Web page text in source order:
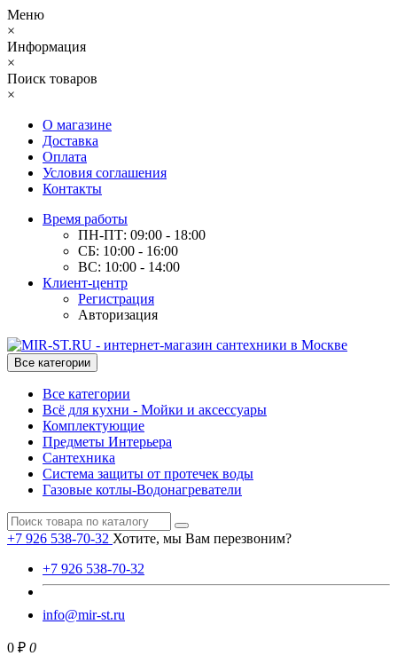
Меню
×
Информация
×
Поиск товаров
×
О магазине
Доставка
Оплата
Условия соглашения
Контакты
Время работы
ПН-ПТ: 09:00 - 18:00
СБ: 10:00 - 16:00
ВС: 10:00 - 14:00
Клиент-центр
Регистрация
Авторизация
Все категории
Все категории
Всё для кухни - Мойки и аксессуары
Комплектующие
Предметы Интерьера
Сантехника
Система защиты от протечек воды
Газовые котлы-Водонагреватели
+7 926 538-70-32 Хотите, мы Вам перезвоним?
+7 926 538-70-32
info@mir-st.ru
0 ₽ 0